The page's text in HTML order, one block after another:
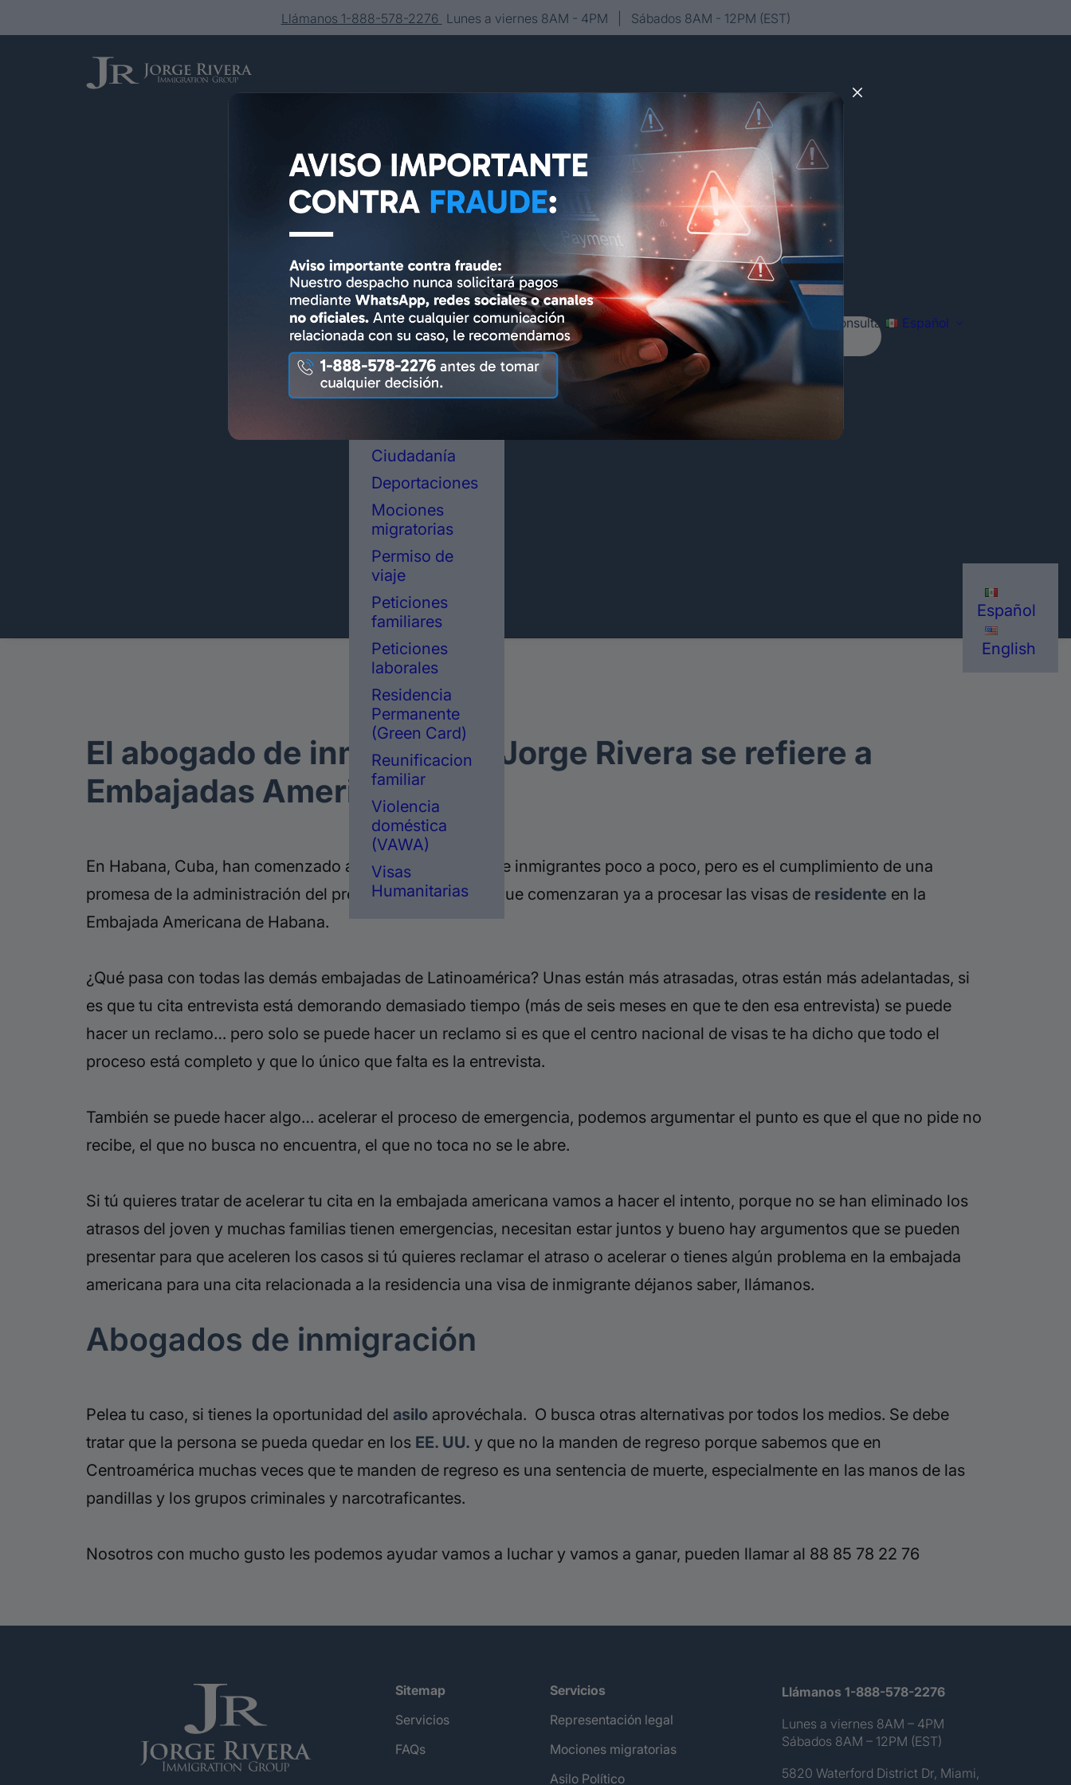
Llámanos 1-888-578-2276 Lunes a viernes 8AM - 4PM | Sábados 8AM - 12PM (EST)
Servicios
Asesoría y
representación
legal en
inmigración
Ciudadanía
Deportaciones
Mociones
migratorias
Permiso de
viaje
Peticiones
familiares
Peticiones
laborales
Residencia
Permanente
(Green Card)
Reunificacion
familiar
Violencia
doméstica
(VAWA)
Visas
Humanitarias
Conócenos Editorial Contacto Agenda tu consulta Español
Español
English
El abogado de inmigración Jorge Rivera se refiere a
Embajadas Americanas.
En Habana, Cuba, han comenzado a procesar las visas de inmigrantes poco a poco, pero es el cumplimiento de una
promesa de la administración del presidente Biden para que comenzaran ya a procesar las visas de residente en la
Embajada Americana de Habana.
¿Qué pasa con todas las demás embajadas de Latinoamérica? Unas están más atrasadas, otras están más adelantadas, si
es que tu cita entrevista está demorando demasiado tiempo (más de seis meses en que te den esa entrevista) se puede
hacer un reclamo… pero solo se puede hacer un reclamo si es que el centro nacional de visas te ha dicho que todo el
proceso está completo y que lo único que falta es la entrevista.
También se puede hacer algo… acelerar el proceso de emergencia, podemos argumentar el punto es que el que no pide no
recibe, el que no busca no encuentra, el que no toca no se le abre.
Si tú quieres tratar de acelerar tu cita en la embajada americana vamos a hacer el intento, porque no se han eliminado los
atrasos del joven y muchas familias tienen emergencias, necesitan estar juntos y bueno hay argumentos que se pueden
presentar para que aceleren los casos si tú quieres reclamar el atraso o acelerar o tienes algún problema en la embajada
americana para una cita relacionada a la residencia una visa de inmigrante déjanos saber, llámanos.
Abogados de inmigración
Pelea tu caso, si tienes la oportunidad del asilo aprovéchala. O busca otras alternativas por todos los medios. Se debe
tratar que la persona se pueda quedar en los EE. UU. y que no la manden de regreso porque sabemos que en
Centroamérica muchas veces que te manden de regreso es una sentencia de muerte, especialmente en las manos de las
pandillas y los grupos criminales y narcotraficantes.
Nosotros con mucho gusto les podemos ayudar vamos a luchar y vamos a ganar, pueden llamar al 88 85 78 22 76
Sitemap
Servicios
FAQs
Servicios
Representación legal
Mociones migratorias
Asilo Político
Llámanos 1-888-578-2276
Lunes a viernes 8AM – 4PM
Sábados 8AM – 12PM (EST)
5820 Waterford District Dr, Miami,